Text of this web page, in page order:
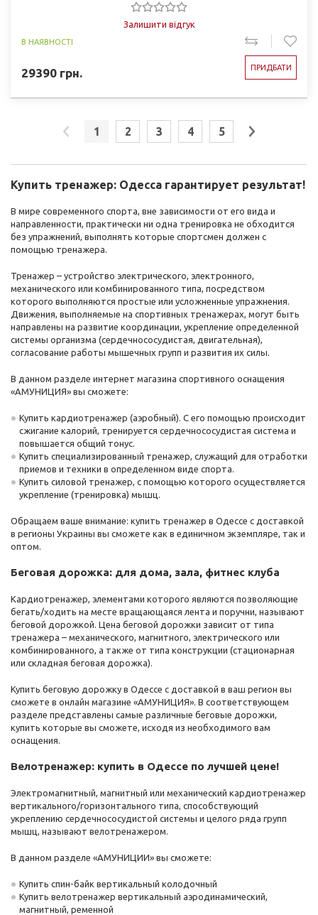
Залишити відгук
В НАЯВНОСТІ
29390 грн. ПРИДБАТИ
1 2 3 4 5
Купить тренажер: Одесса гарантирует результат!
В мире современного спорта, вне зависимости от его вида и
направленности, практически ни одна тренировка не обходится
без упражнений, выполнять которые спортсмен должен с
помощью тренажера.
Тренажер – устройство электрического, электронного,
механического или комбинированного типа, посредством
которого выполняются простые или усложненные упражнения.
Движения, выполняемые на спортивных тренажерах, могут быть
направлены на развитие координации, укрепление определенной
системы организма (сердечнососудистая, двигательная),
согласование работы мышечных групп и развития их силы.
В данном разделе интернет магазина спортивного оснащения
«АМУНИЦИЯ» вы сможете:
Купить кардиотренажер (аэробный). С его помощью происходит
сжигание калорий, тренируется сердечнососудистая система и
повышается общий тонус.
Купить специализированный тренажер, служащий для отработки
приемов и техники в определенном виде спорта.
Купить силовой тренажер, с помощью которого осуществляется
укрепление (тренировка) мышц.
Обращаем ваше внимание: купить тренажер в Одессе с доставкой
в регионы Украины вы сможете как в единичном экземпляре, так и
оптом.
Беговая дорожка: для дома, зала, фитнес клуба
Кардиотренажер, элементами которого являются позволяющие
бегать/ходить на месте вращающаяся лента и поручни, называют
беговой дорожкой. Цена беговой дорожки зависит от типа
тренажера – механического, магнитного, электрического или
комбинированного, а также от типа конструкции (стационарная
или складная беговая дорожка).
Купить беговую дорожку в Одессе с доставкой в ваш регион вы
сможете в онлайн магазине «АМУНИЦИЯ». В соответствующем
разделе представлены самые различные беговые дорожки,
купить которые вы сможете, исходя из необходимого вам
оснащения.
Велотренажер: купить в Одессе по лучшей цене!
Электромагнитный, магнитный или механический кардиотренажер
вертикального/горизонтального типа, способствующий
укреплению сердечнососудистой системы и целого ряда групп
мышц, называют велотренажером.
В данном разделе «АМУНИЦИИ» вы сможете:
Купить спин-байк вертикальный колодочный
Купить велотренажер вертикальный аэродинамический,
магнитный, ременной